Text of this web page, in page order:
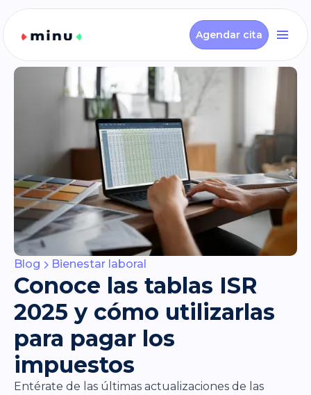
Agendar cita
Blog Bienestar laboral
Conoce las tablas ISR
2025 y cómo utilizarlas
para pagar los
impuestos
Entérate de las últimas actualizaciones de las